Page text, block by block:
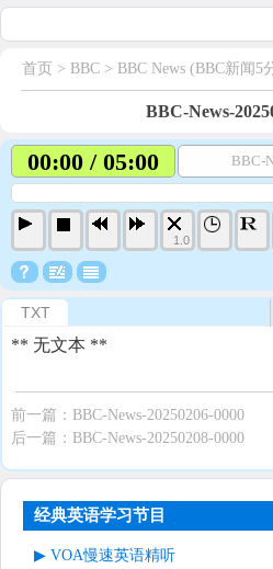
首页 > BBC > BBC News (BBC新闻5
BBC-News-
00:00 / 05:00 BBC-
1.0
TXT
** 无文本 **
前一篇： BBC-News-20250206-0000
后一篇： BBC-News-20250208-0000
经典英语学习节目
VOA慢速英语精听